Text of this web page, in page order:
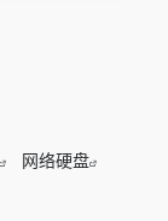
网络硬盘